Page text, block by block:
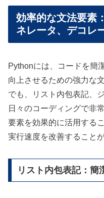
効率的な文法要素
ネレータ、デコレ
Pythonには、コードを簡
向上させるための強力な
でも、リスト内包表記、
日々のコーディングで非
要素を効果的に活用する
実行速度を改善すること
リスト内包表記：簡